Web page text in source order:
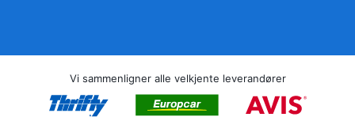
Vi sammenligner alle velkjente leverandører